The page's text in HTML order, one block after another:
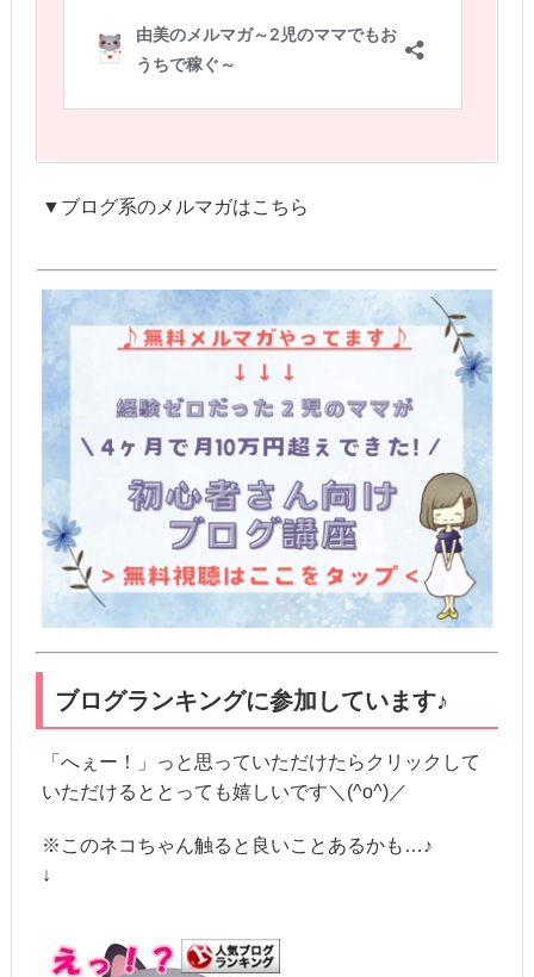
▼ブログ系のメルマガはこちら
ブログランキングに参加しています♪
「へぇー！」っと思っていただけたらクリックして
いただけるととっても嬉しいです＼(^o^)／
※このネコちゃん触ると良いことあるかも…♪
↓